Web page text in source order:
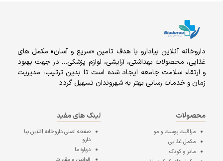
داروخانه آنلاين بيادارو با هدف تامين «سریع و آسان» مكمل هاى
غذايى، محصولات بهداشتى، آرايشى، لوازم پزشکی… در جهت بهبود
و ارتقاء سلامت جامعه ایجاد شده است تا بدین ترتیب، مدیریت
زمان و خدمات رسانی بهتر به شهروندان تسهیل گردد
محصولات
مراقبت پوست و مو
مکمل غذایی
مادر و کودک
لینک های مفید
صفحه اصلیداروخانه آنلاین بیا
دارو
درباره ما